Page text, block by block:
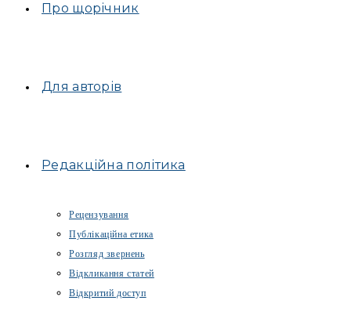
Про щорічник
Для авторів
Редакційна політика
Рецензування
Публікаційна етика
Розгляд звернень
Відкликання статей
Відкритий доступ